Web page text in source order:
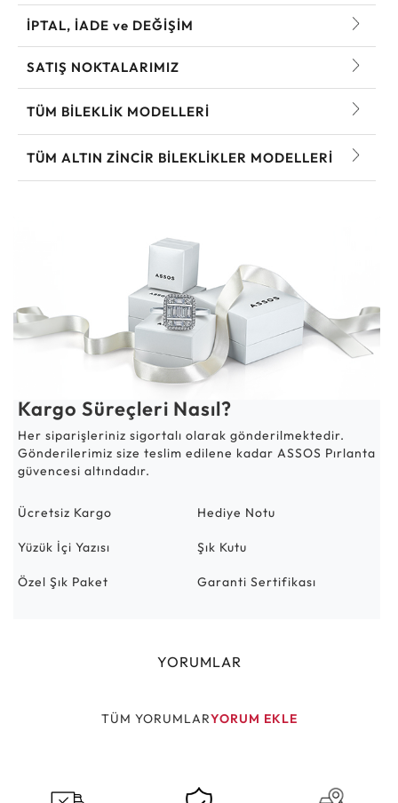
İPTAL, İADE ve DEĞİŞİM
SATIŞ NOKTALARIMIZ
TÜM BILEKLIK MODELLERI
TÜM ALTIN ZINCIR BILEKLIKLER MODELLERI
Kargo Süreçleri Nasıl?
Her siparişleriniz sigortalı olarak gönderilmektedir.
Gönderilerimiz size teslim edilene kadar ASSOS Pırlanta
güvencesi altındadır.
Ücretsiz Kargo Hediye Notu
Yüzük İçi Yazısı Şık Kutu
Özel Şık Paket Garanti Sertifikası
YORUMLAR
TÜM YORUMLARYORUM EKLE